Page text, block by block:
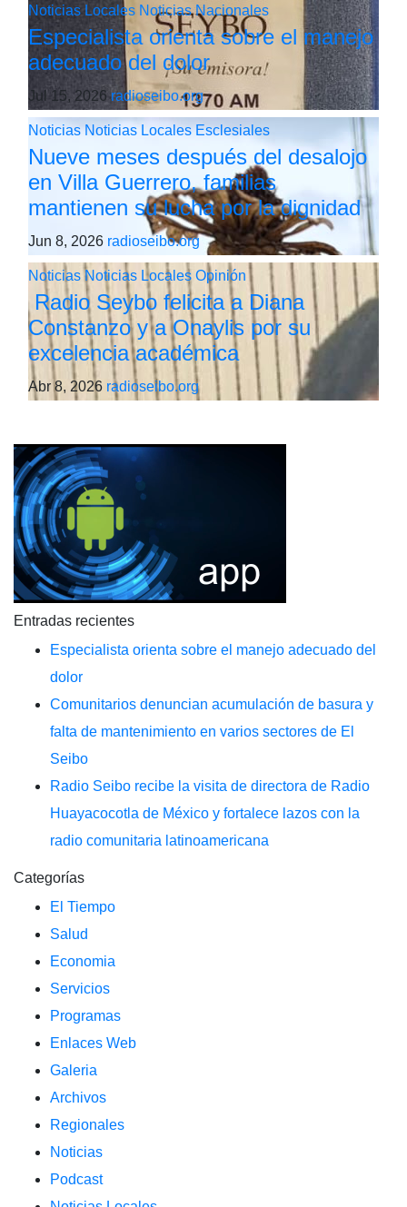
Noticias Locales Noticias Nacionales
Especialista orienta sobre el manejo
adecuado del dolor
Jul 15, 2026radioseibo.org
Noticias Noticias Locales Esclesiales
Nueve meses después del desalojo
en Villa Guerrero, familias
mantienen su lucha por la dignidad
Jun 8, 2026 radioseibo.org
Noticias Noticias Locales Opinión
Radio Seybo felicita a Diana
Constanzo y a Onaylis por su
excelencia académica
Abr 8, 2026 radioseibo.org
Entradas recientes
Especialista orienta sobre el manejo adecuado del
dolor
Comunitarios denuncian acumulación de basura y
falta de mantenimiento en varios sectores de El
Seibo
Radio Seibo recibe la visita de directora de Radio
Huayacocotla de México y fortalece lazos con la
radio comunitaria latinoamericana
Categorías
El Tiempo
Salud
Economia
Servicios
Programas
Enlaces Web
Galeria
Archivos
Regionales
Noticias
Podcast